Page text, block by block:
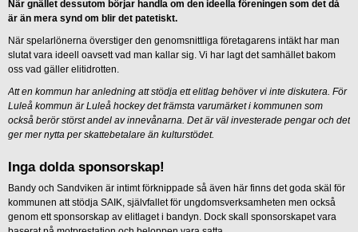
När gnället dessutom börjar handla om den ideella föreningen som det då
är än mera synd om blir det patetiskt.
När spelarlönerna överstiger den genomsnittliga företagarens intäkt har man
slutat vara ideell oavsett vad man kallar sig. Vi har lagt det samhället bakom
oss vad gäller elitidrotten.
Att en kommun har anledning att stödja ett elitlag behöver vi inte diskutera. För
Luleå kommun är Luleå hockey det främsta varumärket i kommunen som
också berör störst andel av innevånarna. Det är väl investerade pengar och det
ger mer nytta per skattebetalare än kulturstödet.
Inga dolda sponsorskap!
Bandy och Sandviken är intimt förknippade så även här finns det goda skäl för
kommunen att stödja SAIK, självfallet för ungdomsverksamheten men också
genom ett sponsorskap av elitlaget i bandyn. Dock skall sponsorskapet vara